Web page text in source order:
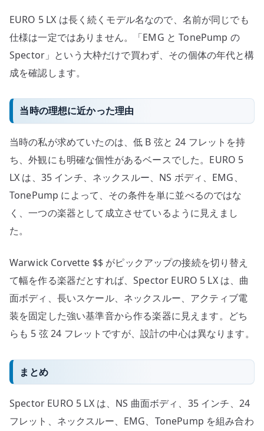
EURO 5 LX は長く続くモデル名なので、名前が同じでも
仕様は一定ではありません。「EMG と TonePump の
Spector」という大枠だけで買わず、その個体の年代と構
成を確認します。
当時の理想に近かった理由
当時の私が求めていたのは、低 B 弦と 24 フレットを持
ち、外観にも明確な個性があるベースでした。EURO 5
LX は、35 インチ、ネックスルー、NS ボディ、EMG、
TonePump によって、その条件を単に並べるのではな
く、一つの楽器として成立させているように見えまし
た。
Warwick Corvette $$ がピックアップの接続を切り替え
て幅を作る楽器だとすれば、Spector EURO 5 LX は、曲
面ボディ、長いスケール、ネックスルー、アクティブ電
装を固定した強い基準音から作る楽器に見えます。どち
らも 5 弦 24 フレットですが、設計の中心は異なります。
まとめ
Spector EURO 5 LX は、NS 曲面ボディ、35 インチ、24
フレット、ネックスルー、EMG、TonePump を組み合わ